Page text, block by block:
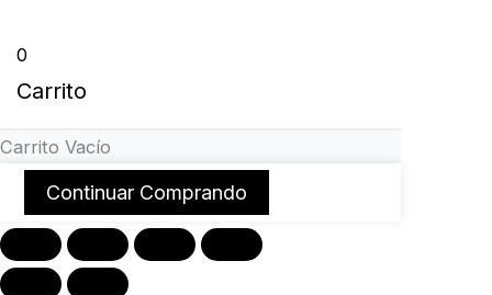
0
Carrito
Carrito Vacío
Continuar Comprando